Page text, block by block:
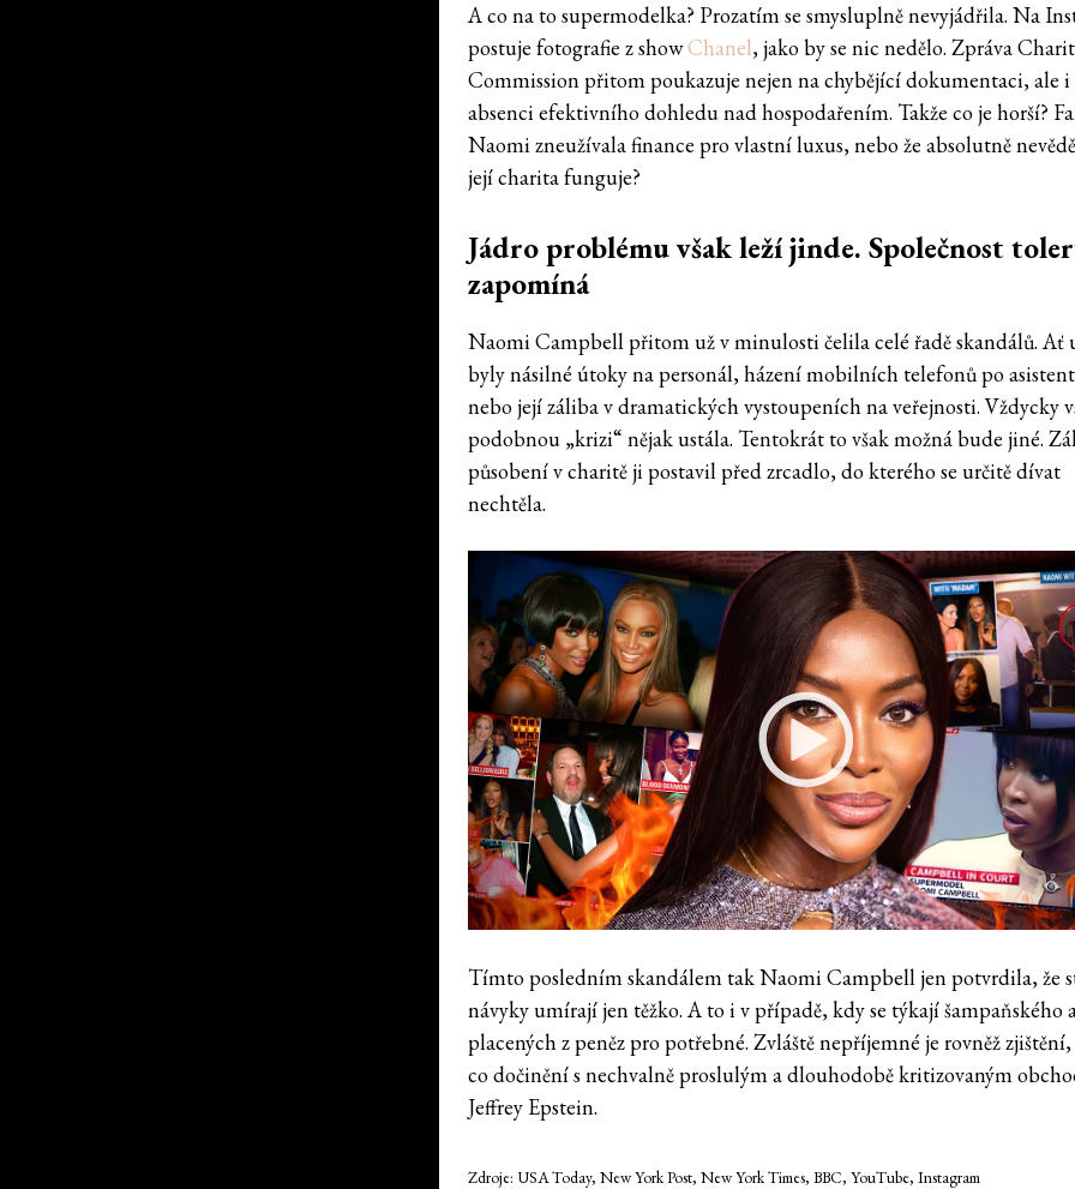
A co na to supermodelka? Prozatím se smysluplně nevyjádřila. Na
postuje fotografie z showChanel, jako by se nic nedělo. Zpráva
Commission přitom poukazuje nejen na chybějící dokumentaci, ale i
absenci efektivního dohledu nad hospodařením. Takže co je horší?
Naomi zneužívala finance pro vlastní luxus, nebo že absolutně
její charita funguje?
Jádro problému však leží jinde. Společnost
zapomíná
Naomi Campbell přitom už v minulosti čelila celé řadě skandálů. Ať
byly násilné útoky na personál, házení mobilních telefonů po
nebo její záliba v dramatických vystoupeních na veřejnosti. Vždycky
podobnou „krizi“ nějak ustála. Tentokrát to však možná bude jiné.
působení v charitě ji postavil před zrcadlo, do kterého se určitě dívat
nechtěla.
Tímto posledním skandálem tak Naomi Campbell jen potvrdila, že
návyky umírají jen těžko. A to i v případě, kdy se týkají šampaňského
placených z peněz pro potřebné. Zvláště nepříjemné je rovněž zjištění,
co dočinění s nechvalně proslulým a dlouhodobě kritizovaným
Jeffrey Epstein.
Zdroje: USA Today, New York Post, New York Times, BBC, YouTube, Instagram